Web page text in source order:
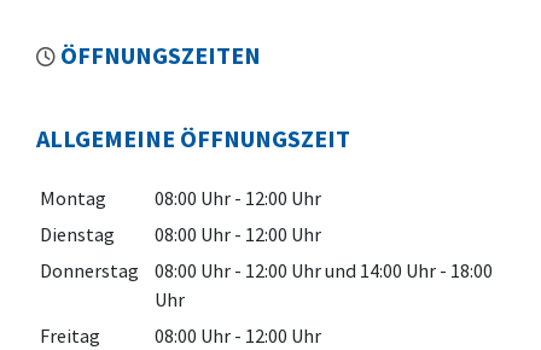
ÖFFNUNGSZEITEN
ALLGEMEINE ÖFFNUNGSZEIT
Montag 08:00 Uhr - 12:00 Uhr
Dienstag
08:00 Uhr - 12:00 Uhr
Donnerstag
08:00 Uhr - 12:00 Uhrund 14:00 Uhr - 18:00
Uhr
Freitag
08:00 Uhr - 12:00 Uhr